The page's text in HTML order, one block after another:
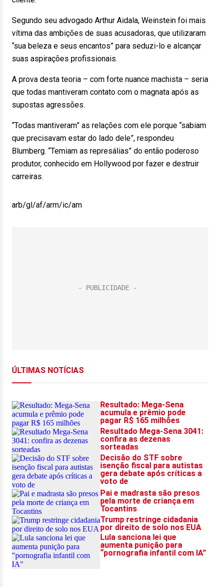
Segundo seu advogado Arthur Aidala, Weinstein foi mais
vítima das ambições de suas acusadoras, que utilizaram
“sua beleza e seus encantos” para seduzi-lo e alcançar
suas aspirações profissionais.
A prova desta teoria – com forte nuance machista – seria
que todas mantiveram contato com o magnata após as
supostas agressões.
“Todas mantiveram” as relações com ele porque “sabiam
que precisavam estar do lado dele”, respondeu
Blumberg. “Temiam as represálias” do então poderoso
produtor, conhecido em Hollywood por fazer e destruir
carreiras.
arb/gl/af/arm/ic/am